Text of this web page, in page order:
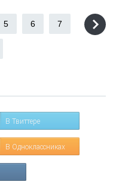
5 6 7
В Твиттере
В Одноклассниках